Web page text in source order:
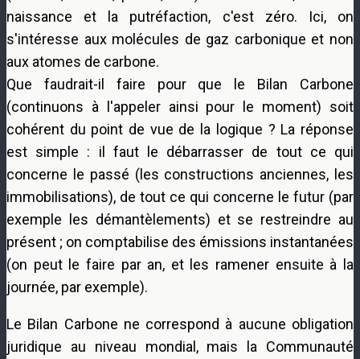
naissance et la putréfaction, c'est zéro. Ici, on
s'intéresse aux molécules de gaz carbonique et non
aux atomes de carbone.
Que faudrait-il faire pour que le Bilan Carbone
(continuons à l'appeler ainsi pour le moment) soit
cohérent du point de vue de la logique ? La réponse
est simple : il faut le débarrasser de tout ce qui
concerne le passé (les constructions anciennes, les
immobilisations), de tout ce qui concerne le futur (par
exemple les démantèlements) et se restreindre au
présent ; on comptabilise des émissions instantanées
(on peut le faire par an, et les ramener ensuite à la
journée, par exemple).
Le Bilan Carbone ne correspond à aucune obligation
juridique au niveau mondial, mais la Communauté